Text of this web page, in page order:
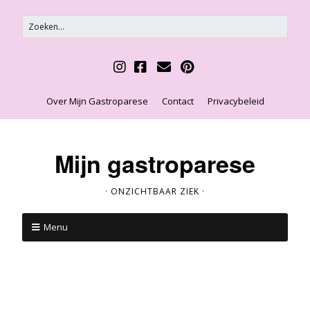
Over Mijn Gastroparese Contact Privacybeleid
Mijn gastroparese
· ONZICHTBAAR ZIEK ·
Menu